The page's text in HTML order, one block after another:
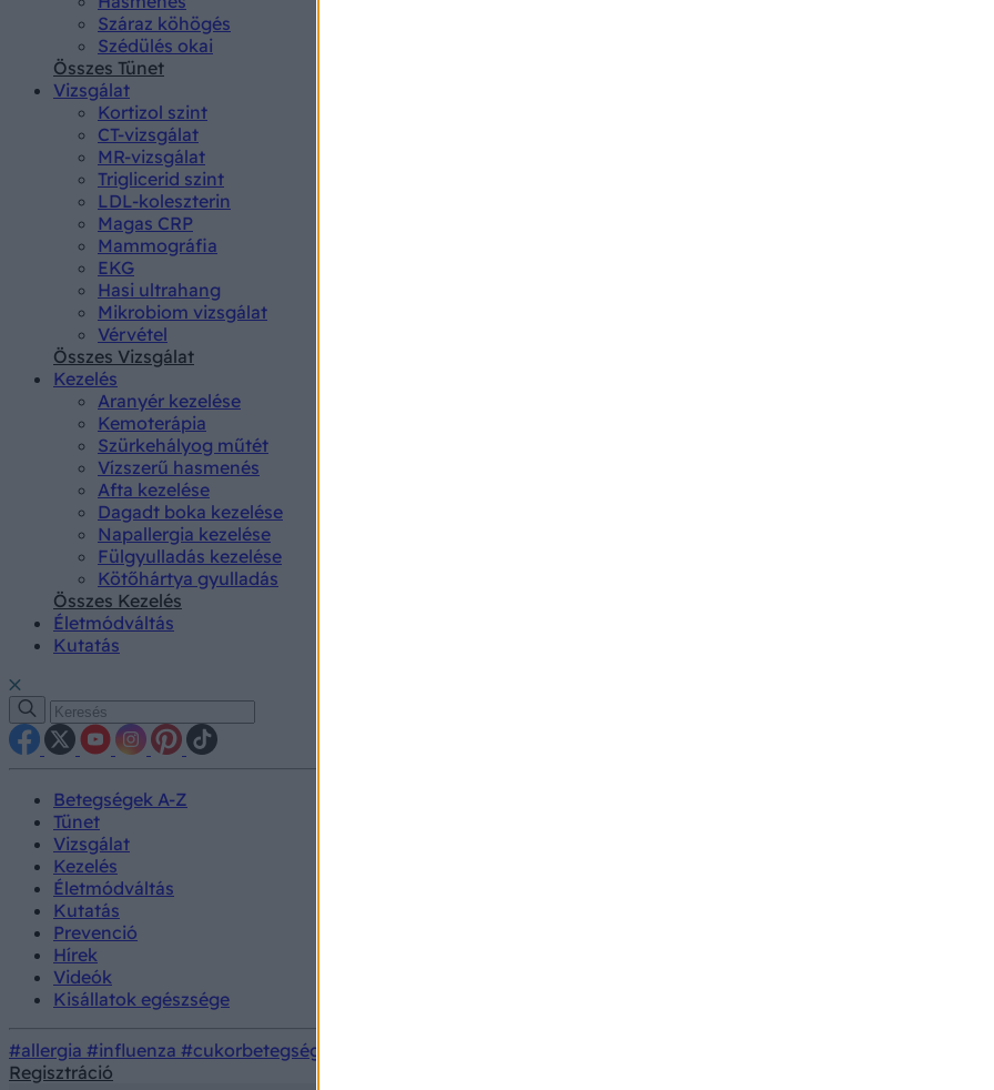
Száraz köhögés
Szédülés okai
Összes Tünet
Vizsgálat
Kortizol szint
CT-vizsgálat
MR-vizsgálat
Triglicerid szint
LDL-koleszterin
Magas CRP
Mammográfia
EKG
Hasi ultrahang
Mikrobiom vizsgálat
Vérvétel
Összes Vizsgálat
Kezelés
Aranyér kezelése
Kemoterápia
Szürkehályog műtét
Vízszerű hasmenés
Afta kezelése
Dagadt boka kezelése
Napallergia kezelése
Fülgyulladás kezelése
Kötőhártya gyulladás
Összes Kezelés
Életmódváltás
Kutatás
Betegségek A-Z
Tünet
Vizsgálat
Kezelés
Életmódváltás
Kutatás
Prevenció
Hírek
Videók
Kisállatok egészsége
#allergia #influenza #cukorbetegség
Regisztráció